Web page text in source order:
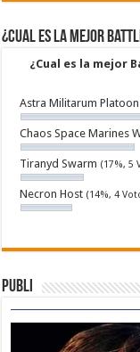
¿Cual es la mejor
¿Cual es la mejor
Astra Militarum Platoon
Chaos Space Marines
Tiranyd Swarm (17%, 5
Necron Host (14%, 4
Publi